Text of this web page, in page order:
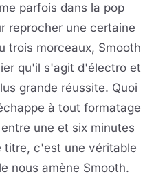
parfois dans la pop
reprocher une certaine
trois morceaux, Smooth
qu'il s'agit d'électro et
grande réussite. Quoi
à tout formatage
une et six minutes
titre, c'est une véritable
nous amène Smooth.